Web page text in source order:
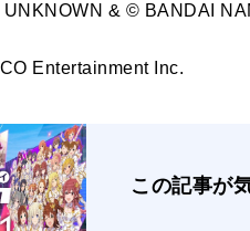
& © BANDAI
Entertainment Inc.
この記事が